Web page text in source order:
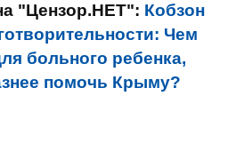
"Цензор.НЕТ": Кобзон
Чем
больного ребенка,
помочь Крыму?